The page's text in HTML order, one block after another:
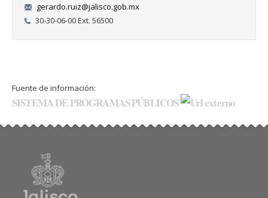
gerardo.ruiz@jalisco.gob.mx
30-30-06-00 Ext. 56500
Fuente de información:
SISTEMA DE PROGRAMAS PÚBLICOS